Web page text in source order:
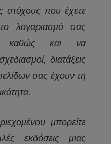
στόχους που έχετε
λογαριασμό σας
καθώς και να
διατάξεις
σας έχουν τη
μπορείτε
εκδόσεις μιας